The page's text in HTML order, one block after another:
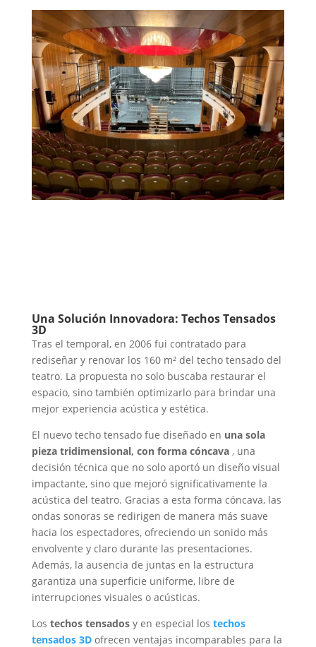
Una Solución Innovadora: Techos Tensados ​​
3D
Tras el temporal, en 2006 fui contratado para
rediseñar y renovar los 160 m² del techo tensado del
teatro. La propuesta no solo buscaba restaurar el
espacio, sino también optimizarlo para brindar una
mejor experiencia acústica y estética.
El nuevo techo tensado fue diseñado en una sola
pieza tridimensional, con forma cóncava, una
decisión técnica que no solo aportó un diseño visual
impactante, sino que mejoró significativamente la
acústica del teatro. Gracias a esta forma cóncava, las
ondas sonoras se redirigen de manera más suave
hacia los espectadores, ofreciendo un sonido más
envolvente y claro durante las presentaciones.
Además, la ausencia de juntas en la estructura
garantiza una superficie uniforme, libre de
interrupciones visuales o acústicas.
Los techos tensados​​y en especial los techos
tensados ​​3Dofrecen ventajas incomparables para la